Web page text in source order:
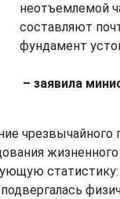
неотъемлемой
составляют
фундамент
– заявила
чрезвычайного
статистику: